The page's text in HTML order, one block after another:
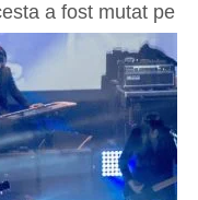
a fost mutat pe